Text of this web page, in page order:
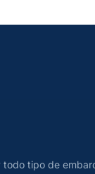
todo tipo de